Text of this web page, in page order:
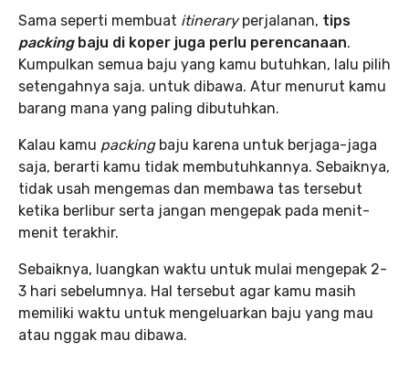
Sama seperti membuat itineraryperjalanan, tips
packingbaju di koper juga perlu perencanaan.
Kumpulkan semua baju yang kamu butuhkan, lalu pilih
setengahnya saja. untuk dibawa. Atur menurut kamu
barang mana yang paling dibutuhkan.
Kalau kamu packingbaju karena untuk berjaga-jaga
saja, berarti kamu tidak membutuhkannya. Sebaiknya,
tidak usah mengemas dan membawa tas tersebut
ketika berlibur serta jangan mengepak pada menit-
menit terakhir.
Sebaiknya, luangkan waktu untuk mulai mengepak 2-
3 hari sebelumnya. Hal tersebut agar kamu masih
memiliki waktu untuk mengeluarkan baju yang mau
atau nggak mau dibawa.